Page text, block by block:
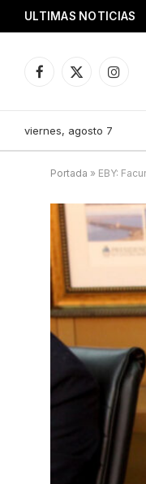
ULTIMAS NOTICIAS
Facebook
X
viernes, agosto 7
Portada » EBY: